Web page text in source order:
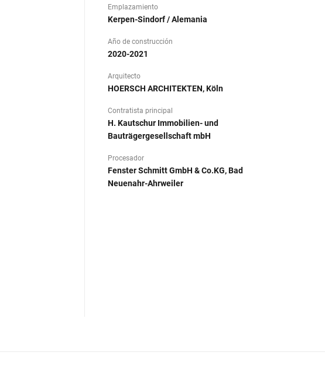
Emplazamiento
Kerpen-Sindorf / Alemania
Año de construcción
2020-2021
Arquitecto
HOERSCH ARCHITEKTEN, Köln
Contratista principal
H. Kautschur Immobilien- und
Bauträgergesellschaft mbH
Procesador
Fenster Schmitt GmbH & Co.KG, Bad
Neuenahr-Ahrweiler